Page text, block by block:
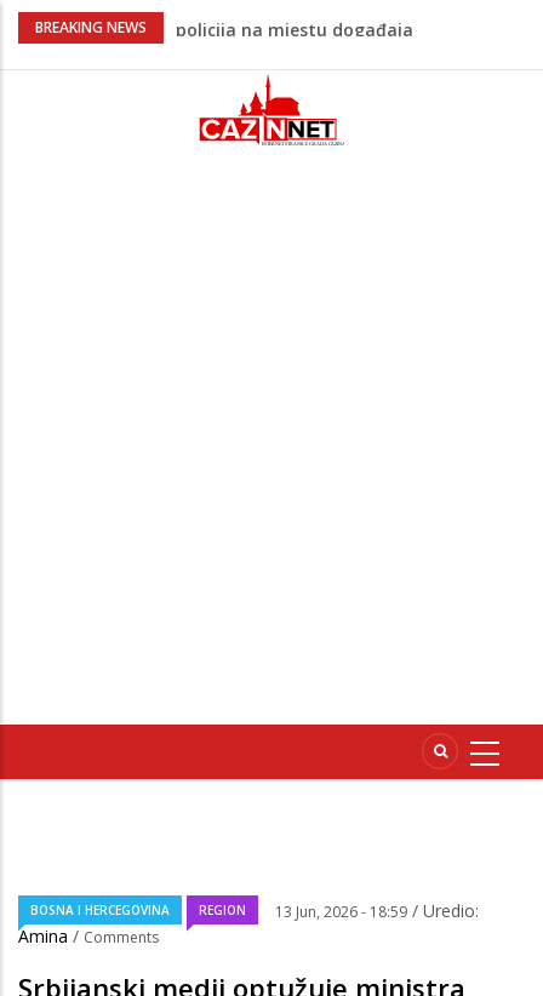
BREAKING NEWS
Ovo je 24-godišnji mladić koji je izgubio
Na Ahiret preselio LJUBIJANKIĆ (Hasan)
Na Ahiret preselio HALILOVIĆ (Smajil)
BOSNA I HERCEGOVINA REGION 13 Jun, 2026 - 18:59 / Uredio:
Amina / Comments
Srbijanski medij optužuje ministra